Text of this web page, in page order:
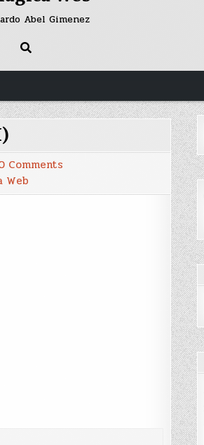
Abel Gimenez
Commentson
del
Web